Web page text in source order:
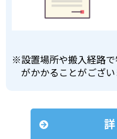
※設置場所や搬入経路
がかかることがござい